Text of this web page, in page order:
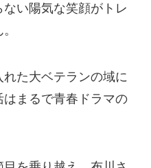
い陽気な笑顔がトレ
た大ベテランの域に
まるで青春ドラマの